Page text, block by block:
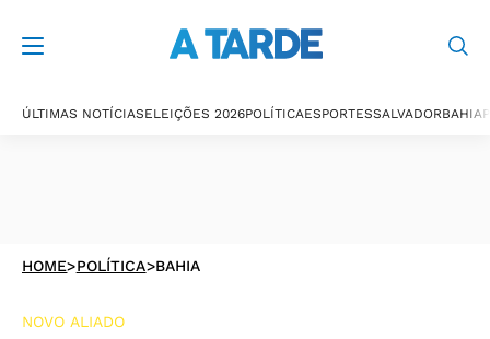
ÚLTIMAS NOTÍCIASELEIÇÕES 2026POLÍTICAESPORTESSALVADORBAHIA
HOME>POLÍTICA>BAHIA
NOVO ALIADO